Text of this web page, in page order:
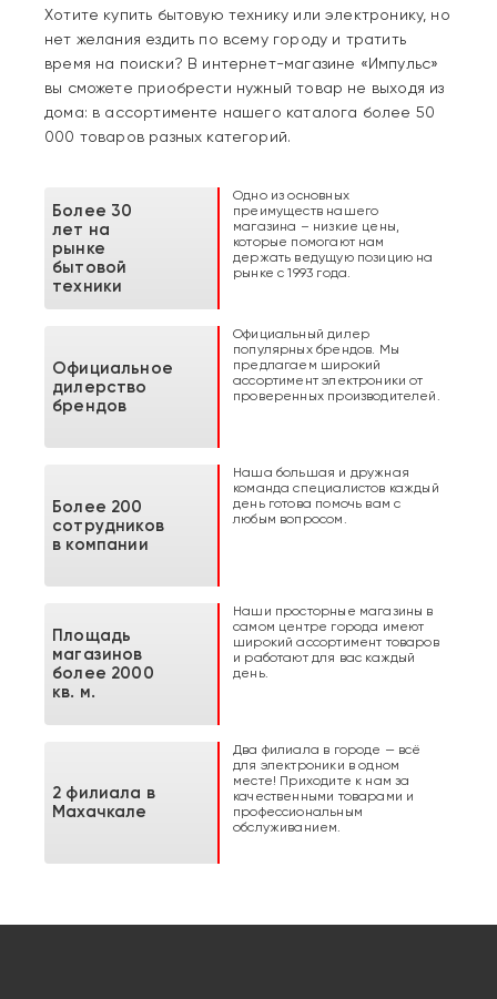
Хотите купить бытовую технику или электронику, но
нет желания ездить по всему городу и тратить
время на поиски? В интернет-магазине «Импульс»
вы сможете приобрести нужный товар не выходя из
дома: в ассортименте нашего каталога более 50
000 товаров разных категорий.
Более 30
лет на
рынке
бытовой
техники
Одно из основных
преимуществ нашего
магазина – низкие цены,
которые помогают нам
держать ведущую позицию на
рынке с 1993 года.
Официальное
дилерство
брендов
Официальный дилер
популярных брендов. Мы
предлагаем широкий
ассортимент электроники от
проверенных производителей.
Более 200
сотрудников
в компании
Наша большая и дружная
команда специалистов каждый
день готова помочь вам с
любым вопросом.
Площадь
магазинов
более 2000
кв. м.
Наши просторные магазины в
самом центре города имеют
широкий ассортимент товаров
и работают для вас каждый
день.
2 филиала в
Махачкале
Два филиала в городе — всё
для электроники в одном
месте! Приходите к нам за
качественными товарами и
профессиональным
обслуживанием.